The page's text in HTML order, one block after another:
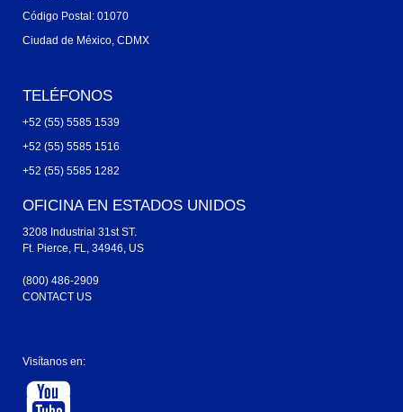
Código Postal: 01070
Ciudad de México, CDMX
TELÉFONOS
+52 (55) 5585 1539
+52 (55) 5585 1516
+52 (55) 5585 1282
OFICINA EN ESTADOS UNIDOS
3208 Industrial 31st ST.
Ft. Pierce, FL, 34946, US
(800) 486-2909
CONTACT US
Visítanos en: